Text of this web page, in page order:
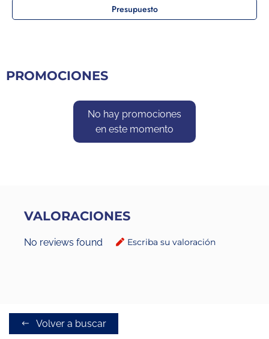
Presupuesto
PROMOCIONES
No hay promociones
en este momento
VALORACIONES
No reviews found Escriba su valoración
Volver a buscar